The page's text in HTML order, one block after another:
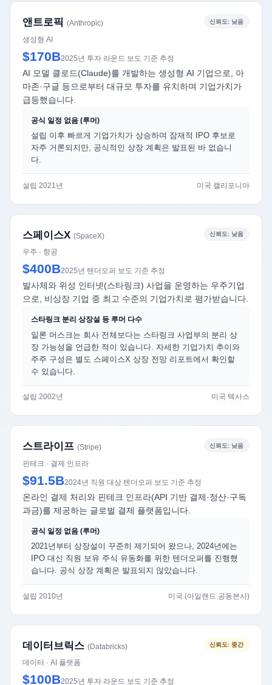
앤트로픽 (Anthropic)
생성형 AI
신뢰도: 낮음
$170B2025년 투자 라운드 보도 기준 추정
AI 모델 클로드(Claude)를 개발하는 생성형 AI 기업으로, 아
마존·구글 등으로부터 대규모 투자를 유치하며 기업가치가
급등했습니다.
공식 일정 없음 (루머)
설립 이후 빠르게 기업가치가 상승하며 잠재적 IPO 후보로
자주 거론되지만, 공식적인 상장 계획은 발표된 바 없습니
다.
설립 2021년 미국 캘리포니아
스페이스X (SpaceX)
우주 · 항공
신뢰도: 낮음
$400B2025년 텐더오퍼 보도 기준 추정
발사체와 위성 인터넷(스타링크) 사업을 운영하는 우주기업
으로, 비상장 기업 중 최고 수준의 기업가치로 평가받습니다.
스타링크 분리 상장설 등 루머 다수
일론 머스크는 회사 전체보다는 스타링크 사업부의 분리 상
장 가능성을 언급한 적이 있습니다. 자세한 기업가치 추이와
주주 구성은 별도 스페이스X 상장 전망 리포트에서 확인할
수 있습니다.
설립 2002년 미국 텍사스
스트라이프 (Stripe)
핀테크 · 결제 인프라
신뢰도: 낮음
$91.5B2024년 직원 대상 텐더오퍼 보도 기준 추정
온라인 결제 처리와 핀테크 인프라(API 기반 결제·정산·구독
과금)를 제공하는 글로벌 결제 플랫폼입니다.
공식 일정 없음 (루머)
2021년부터 상장설이 꾸준히 제기되어 왔으나, 2024년에는
IPO 대신 직원 보유 주식 유동화를 위한 텐더오퍼를 진행했
습니다. 공식 상장 계획은 발표되지 않았습니다.
설립 2010년 미국 (아일랜드 공동본사)
데이터브릭스 (Databricks)
데이터 · AI 플랫폼
신뢰도: 중간
$100B2025년 투자 라운드 보도 기준 추정